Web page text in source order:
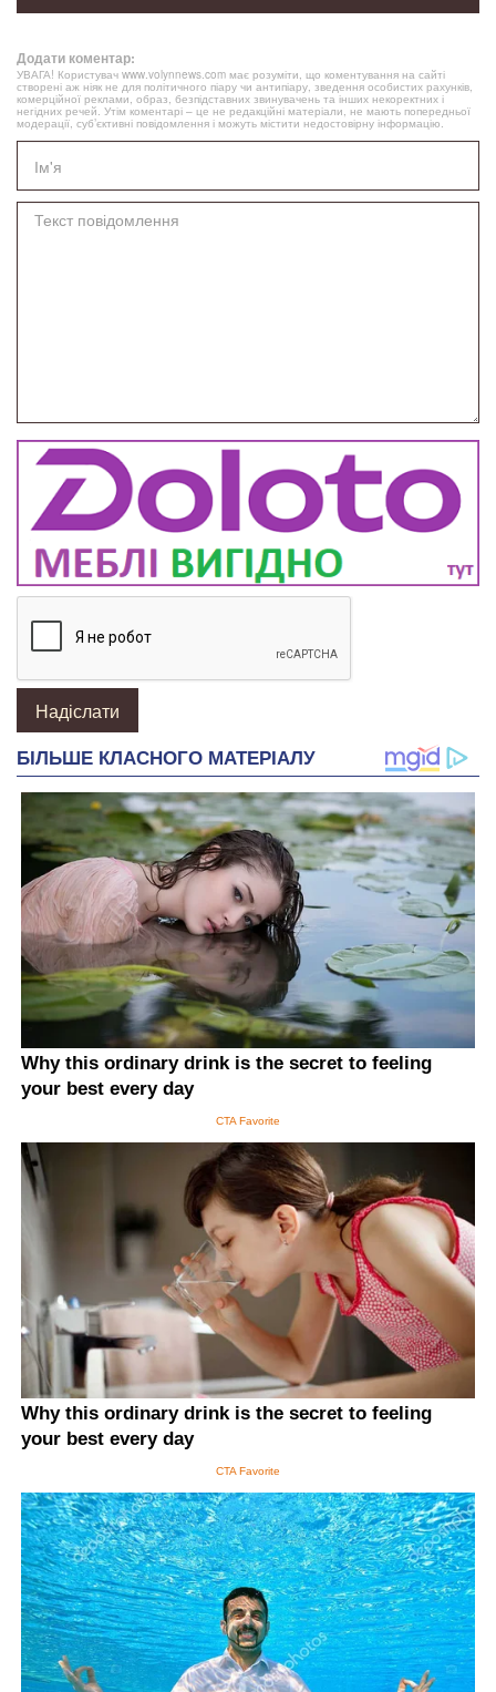
Додати коментар:
УВАГА! Користувач www.volynnews.com має розуміти, що коментування на сайті
створені аж ніяк не для політичного піару чи антипіару, зведення особистих рахунків,
комерційної реклами, образ, безпідставних звинувачень та інших некоректних і
негідних речей. Утім коментарі – це не редакційні матеріали, не мають попередньої
модерації, суб’єктивні повідомлення і можуть містити недостовірну інформацію.